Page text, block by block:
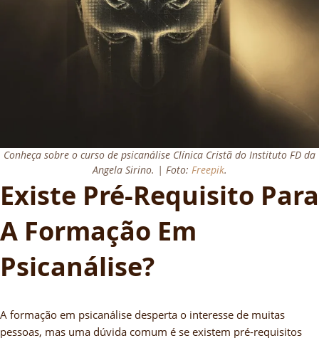
Conheça sobre o curso de psicanálise Clínica Cristã do Instituto FD da
Angela Sirino. | Foto: Freepik.
Existe Pré-Requisito Para
A Formação Em
Psicanálise?
A formação em psicanálise desperta o interesse de muitas
pessoas, mas uma dúvida comum é se existem pré-requisitos